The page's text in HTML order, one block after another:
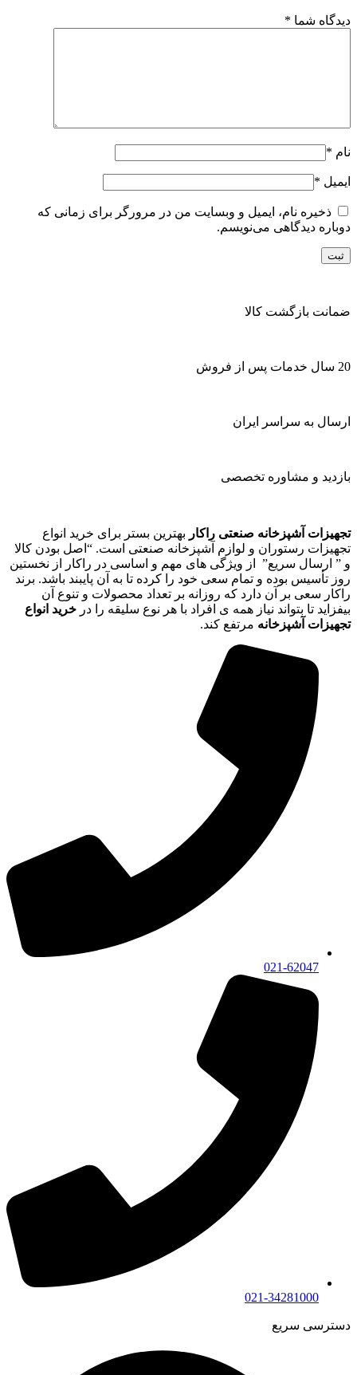
دیدگاه شما *
نام *
ایمیل *
ذخیره نام، ایمیل و وبسایت من در مرورگر برای زمانی که
دوباره دیدگاهی می‌نویسم.
ضمانت بازگشت کالا
20 سال خدمات پس از فروش
ارسال به سراسر ایران
بازدید و مشاوره تخصصی
تجهیزات آشپزخانه صنعتی راکار بهترین بستر برای خرید انواع
تجهیزات رستوران و لوازم آشپزخانه صنعتی است. “اصل بودن کالا
و ” ارسال سریع” از ویژگی های مهم و اساسی در راکار از نخستین
روز تأسیس بوده و تمام سعی خود را کرده تا به آن پایبند باشد. برند
راکار سعی بر آن دارد که روزانه بر تعداد محصولات و تنوع آن
بیفزاید تا بتواند نیاز همه ی افراد با هر نوع سلیقه را در خرید انواع
تجهیزات آشپزخانه مرتفع کند.
021-62047
021-34281000
دسترسی سریع